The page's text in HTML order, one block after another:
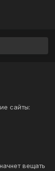
сайты:
вещать